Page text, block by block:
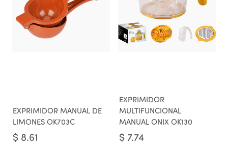
EXPRIMIDOR MANUAL DE
LIMONES OK703C
$ 8.61
EXPRIMIDOR
MULTIFUNCIONAL
MANUAL ONIX OK130
$ 7.74